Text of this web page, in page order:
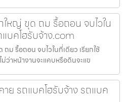
ใหญ่ ขุด ถม รื้อถอน จบไวใน
บคโฮรับจ้าง.com
ม รื้อถอน จบไวในที่เดียว เรียกใช้
ว่าหน้างานจะแคบหรือดินจะแข
ย รถแบคโฮรับจ้าง รถแบค